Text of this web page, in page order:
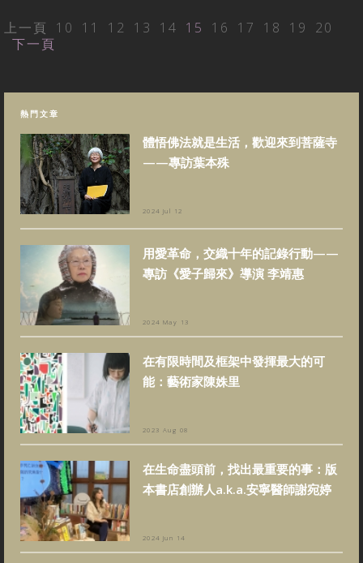
上一頁 10 11 12 13 14 15 16 17 18 19
20
下一頁
熱門文章
體悟佛法就是生活，歡迎來到菩薩寺
——專訪葉本殊
2024 Jul 12
用愛革命，交織十年的記錄行動——
專訪《愛子歸來》導演 李靖惠
2024 May 13
在有限時間及框架中發揮最大的可
能：藝術家陳姝里
2023 Aug 08
在生命盡頭前，找出最重要的事：版
本書店創辦人a.k.a.安寧醫師謝宛婷
2024 Jun 14